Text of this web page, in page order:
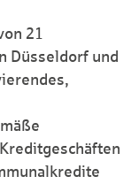
21
Düsseldorf und